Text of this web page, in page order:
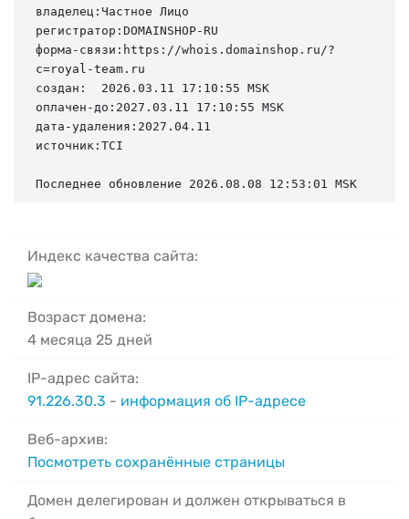
владелец:Частное Лицо
регистратор:DOMAINSHOP-RU
форма-связи:https://whois.domainshop.ru/?
c=royal-team.ru
создан:  2026.03.11 17:10:55 MSK
оплачен-до:2027.03.11 17:10:55 MSK
дата-удаления:2027.04.11
источник:TCI
Последнее обновление 2026.08.08 12:53:01 MSK
Индекс качества сайта:
Возраст домена:
4 месяца 25 дней
IP-адрес сайта:
91.226.30.3 - информация об IP-адресе
Веб-архив:
Посмотреть сохранённые страницы
Домен делегирован и должен открываться в